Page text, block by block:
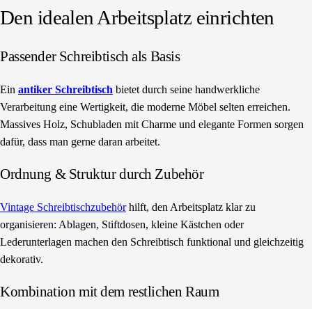
Den idealen Arbeitsplatz einrichten
Passender Schreibtisch als Basis
Ein antiker Schreibtisch bietet durch seine handwerkliche
Verarbeitung eine Wertigkeit, die moderne Möbel selten erreichen.
Massives Holz, Schubladen mit Charme und elegante Formen sorgen
dafür, dass man gerne daran arbeitet.
Ordnung & Struktur durch Zubehör
Vintage Schreibtischzubehörhilft, den Arbeitsplatz klar zu
organisieren: Ablagen, Stiftdosen, kleine Kästchen oder
Lederunterlagen machen den Schreibtisch funktional und gleichzeitig
dekorativ.
Kombination mit dem restlichen Raum